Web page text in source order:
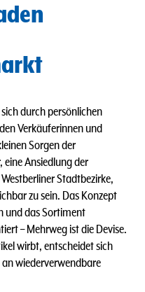
durch persönlichen
Verkäuferinnen und
Sorgen der
Ansiedlung der
Stadtbezirke,
zu sein. Das Konzept
und das Sortiment
– Mehrweg ist die Devise.
wirbt, entscheidet sich
wiederverwendbare